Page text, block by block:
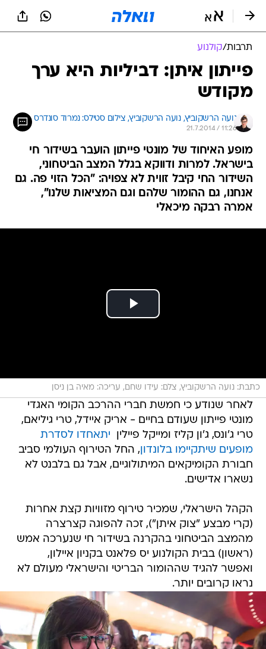
תרבות/קולנוע
פייתון איתן: דביליות היא ערך
מקודש
נועה הרשקוביץ, נועה הרשקוביץ, צילום סטילס: נמרוד סונדרס
21.7.2014 / 11:26
מופע האיחוד של מונטי פייתון הועבר בשידור חי
בישראל. למרות ודווקא בגלל המצב הביטחוני,
השידור החי קיבל זווית לא צפויה: "הכל הזוי פה. גם
אנחנו, גם ההומור שלהם וגם המציאות שלנו",
אמרה רבקה מיכאלי
כתבת: נועה הרשקוביץ, צלם: עידו שחם, עריכה: מאיה בן ניסן
לאחר שנודע כי חמשת חברי ההרכב הקומי האגדי
מונטי פייתון שעודם בחיים - אריק איידל, טרי גיליאם,
טרי ג'ונס, ג'ון קליז ומייקל פיילין  יתאחדו לסדרת
מופעים שיתקיימו בלונדון, החל הטירוף העולמי סביב
חבורת הקומיקאים המיתולוגיים, אבל גם בלבנט לא
נשארו אדישים.
הקהל הישראלי, שמכיר טירוף מזוויות קצת אחרות
(קרי מבצע "צוק איתן"), זכה להפוגה קצרצרה
מהמצב הביטחוני בהקרנה בשידור חי שנערכה אמש
(ראשון) בבית הקולנוע יס פלאנט בקניון איילון,
ואפשר להגיד שההומור הבריטי והישראלי מעולם לא
נראו קרובים יותר.